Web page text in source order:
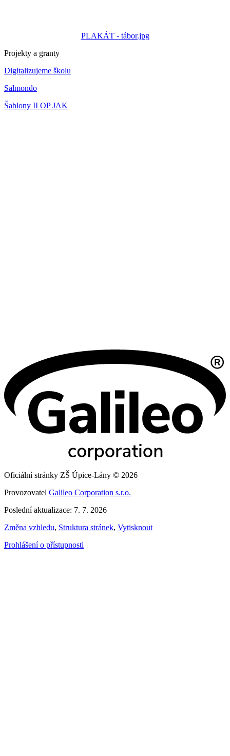
PLAKÁT - tábor.jpg
Projekty a granty
Digitalizujeme školu
Salmondo
Šablony II OP JAK
Oficiální stránky ZŠ Úpice-Lány © 2026
Provozovatel Galileo Corporation s.r.o.
Poslední aktualizace: 7. 7. 2026
Změna vzhledu, Struktura stránek, Vytisknout
Prohlášení o přístupnosti